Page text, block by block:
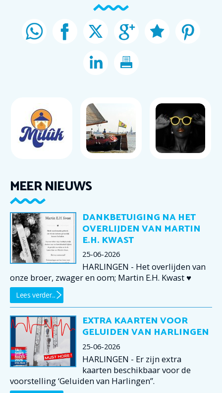
MEER NIEUWS
DANKBETUIGING NA HET
OVERLIJDEN VAN MARTIN
E.H. KWAST
25-06-2026
HARLINGEN - Het overlijden van
onze broer, zwager en oom; Martin E.H. Kwast ♥
Lees verder...
EXTRA KAARTEN VOOR
GELUIDEN VAN HARLINGEN
25-06-2026
HARLINGEN - Er zijn extra
kaarten beschikbaar voor de
voorstelling ‘Geluiden van Harlingen”.